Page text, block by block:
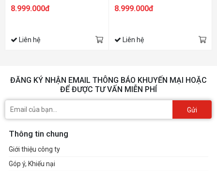
SSD/11.6 HD/Win11/Xám)
8.999.000đ
Liên hệ
HD/Dos/Xám)
8.999.000đ
Liên hệ
ĐĂNG KÝ NHẬN EMAIL THÔNG BÁO KHUYẾN MẠI HOẶC
ĐỂ ĐƯỢC TƯ VẤN MIỄN PHÍ
Gửi
Thông tin chung
Giới thiệu công ty
Góp ý, Khiếu nại